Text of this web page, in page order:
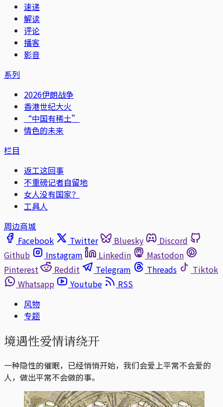
速递
解读
评论
播客
影音
系列
2026伊朗战争
香港世纪大火
“中国有稀土”
情色的未来
栏目
返工这回事
不重磅记者自留地
女人没有国家？
工具人
周边商城
Facebook
Twitter Bluesky
Discord
Github
Instagram Linkedin
Mastodon
Pinterest
Reddit Telegram Threads
Tiktok
Whatsapp
Youtube
RSS
风物
专题
境遇性爱情请绕开
一种隐性的催眠，已经悄悄开始，我们会爱上平常不会爱的
人，做出平常不会做的事。